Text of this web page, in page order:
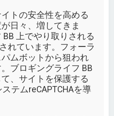
トの安全性を高める
日々、増してきま
上でやり取りされる
れています。フォーラ
ムボットから狙われ
ブロギングライフ BB
、サイトを保護する
テムreCAPTCHAを導